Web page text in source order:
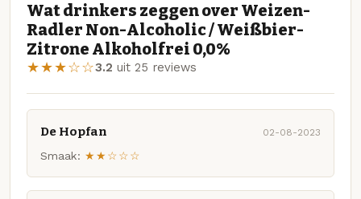
Wat drinkers zeggen over Weizen-
Radler Non-Alcoholic / Weißbier-
Zitrone Alkoholfrei 0,0%
★★★☆☆3.2 uit 25 reviews
De Hopfan 02-08-2023
Smaak: ★★☆☆☆